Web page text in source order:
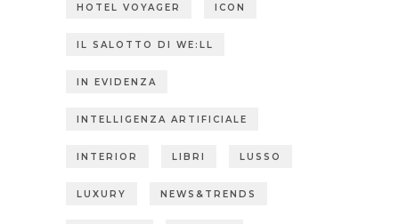
HOTEL VOYAGER ICON
IL SALOTTO DI WE:LL
IN EVIDENZA
INTELLIGENZA ARTIFICIALE
INTERIOR LIBRI LUSSO
LUXURY NEWS&TRENDS